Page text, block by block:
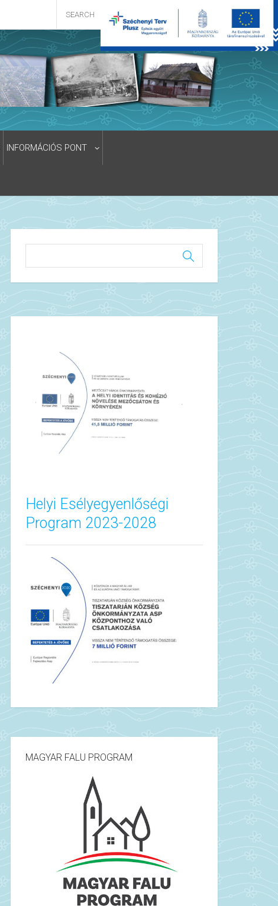
INFORMÁCIÓS PONT
Helyi Esélyegyenlőségi
Program 2023-2028
MAGYAR FALU PROGRAM